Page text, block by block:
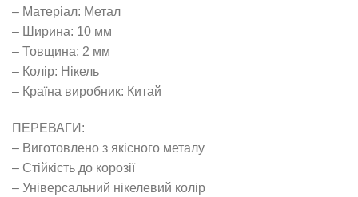
– Матеріал: Метал
– Ширина: 10 мм
– Товщина: 2 мм
– Колір: Нікель
– Країна виробник: Китай
ПЕРЕВАГИ:
– Виготовлено з якісного металу
– Стійкість до корозії
– Універсальний нікелевий колір